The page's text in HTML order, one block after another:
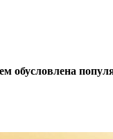
обусловлена